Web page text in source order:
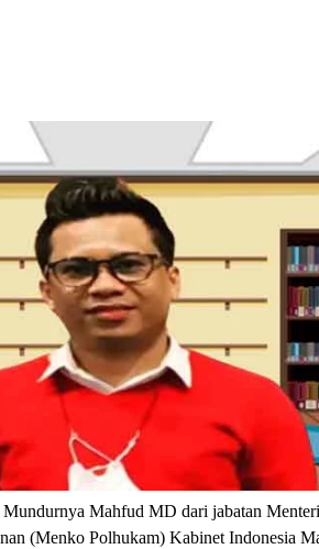
Mundurnya Mahfud MD dari jabatan
(Menko Polhukam) Kabinet Indonesia